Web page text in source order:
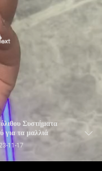
Συστήματα
για τα μαλλιά
11-17